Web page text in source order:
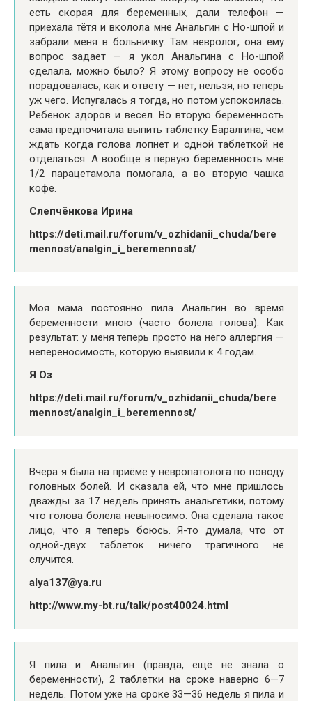
есть скорая для беременных, дали телефон —
приехала тётя и вколола мне Анальгин с Но-шпой и
забрали меня в больничку. Там невролог, она ему
вопрос задает — я укол Анальгина с Но-шпой
сделала, можно было? Я этому вопросу не особо
порадовалась, как и ответу — нет, нельзя, но теперь
уж чего. Испугалась я тогда, но потом успокоилась.
Ребёнок здоров и весел. Во вторую беременность
сама предпочитала выпить таблетку Баралгина, чем
ждать когда голова лопнет и одной таблеткой не
отделаться. А вообще в первую беременность мне
1/2 парацетамола помогала, а во вторую чашка
кофе.
Слепчёнкова Ирина
https://deti.mail.ru/forum/v_ozhidanii_chuda/bere
mennost/analgin_i_beremennost/
Моя мама постоянно пила Анальгин во время
беременности мною (часто болела голова). Как
результат: у меня теперь просто на него аллергия —
непереносимость, которую выявили к 4 годам.
Я Оз
https://deti.mail.ru/forum/v_ozhidanii_chuda/bere
mennost/analgin_i_beremennost/
Вчера я была на приёме у невропатолога по поводу
головных болей. И сказала ей, что мне пришлось
дважды за 17 недель принять анальгетики, потому
что голова болела невыносимо. Она сделала такое
лицо, что я теперь боюсь. Я-то думала, что от
одной-двух таблеток ничего трагичного не
случится.
alya137@ya.ru
http://www.my-bt.ru/talk/post40024.html
Я пила и Анальгин (правда, ещё не знала о
беременности), 2 таблетки на сроке наверно 6—7
недель. Потом уже на сроке 33—36 недель я пила и